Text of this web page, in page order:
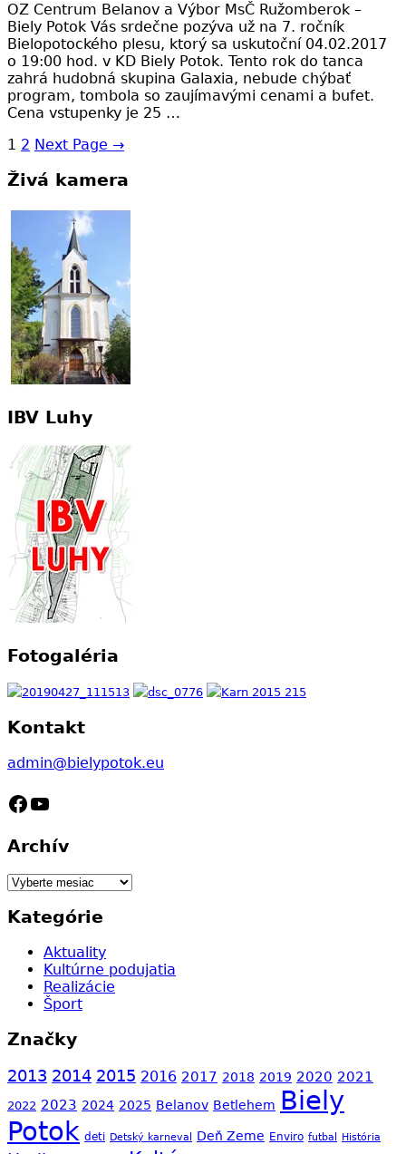
OZ Centrum Belanov a Výbor MsČ Ružomberok –
Biely Potok Vás srdečne pozýva už na 7. ročník
Bielopotockého plesu, ktorý sa uskutoční 04.02.2017
o 19:00 hod. v KD Biely Potok. Tento rok do tanca
zahrá hudobná skupina Galaxia, nebude chýbať
program, tombola so zaujímavými cenami a bufet.
Cena vstupenky je 25 …
1 2 Next Page →
Živá kamera
IBV Luhy
Fotogaléria
Kontakt
admin@bielypotok.eu
Facebook
YouTube
Archív
Archív
Kategórie
Aktuality
Kultúrne podujatia
Realizácie
Šport
Značky
2013 2014 2015 2016 2017 2018 2019 2020 2021
2022 2023 2024 2025 Belanov Betlehem Biely
Potok deti Detský karneval Deň Zeme Enviro futbal História